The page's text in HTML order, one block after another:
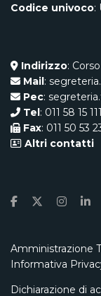
Codice univoco:
Indirizzo:
Mail:
Pec:
Tel: 011 58 15 111
Fax: 011 50 53
Altri contatti
Amministrazione
Informativa
Dichiarazione di